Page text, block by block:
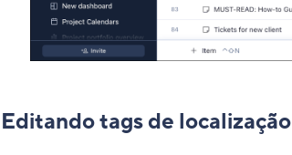
Editando tags de localização